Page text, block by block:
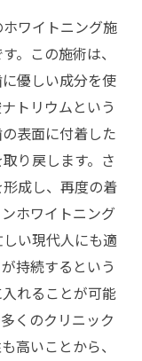
ワイトニング施
。この施術は、
優しい成分を使
トリウムという
表面に付着した
り戻します。さ
成し、再度の着
ホワイトニング
い現代人にも適
持続するという
れることが可能
くのクリニック
高いことから、